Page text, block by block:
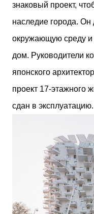
— социального
м²) и «Opale &
113 жилых единиц
строгих норм
инклюзивности.
победой в
пирамида
стремились
прошлом участка с
знаковый проект,
наследие города.
окружающую среду и
дом. Руководители
японского
проект 17-этажного
сдан в эксплуатацию.